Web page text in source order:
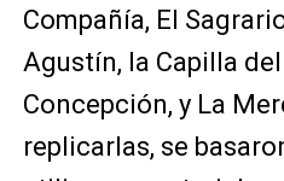
Compañía, El
Agustín, la Capilla del
Concepción, y La
replicarlas, se